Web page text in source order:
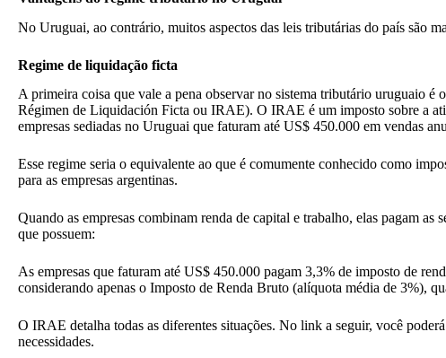
No Uruguai, ao contrário, muitos aspectos das leis tributárias do país são
Regime de liquidação ficta
A primeira coisa que vale a pena observar no sistema tributário uruguaio
Régimen de Liquidación Ficta ou IRAE). O IRAE é um imposto sobre a
empresas sediadas no Uruguai que faturam até US$ 450.000 em vendas
Esse regime seria o equivalente ao que é comumente conhecido como
para as empresas argentinas.
Quando as empresas combinam renda de capital e trabalho, elas pagam
que possuem:
As empresas que faturam até US$ 450.000 pagam 3,3% de imposto de
considerando apenas o Imposto de Renda Bruto (alíquota média de 3%),
O IRAE detalha todas as diferentes situações. No link a seguir, você
necessidades.